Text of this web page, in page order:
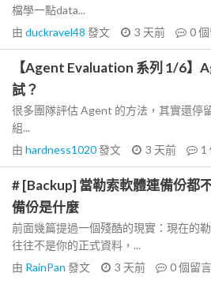
檔學一點data...
由 duckravel48 發文 3 天前 0
【Agent Evaluation 系列 1/6】
試？
很多團隊評估 Agent 的方法，其實還停
組...
由 hardness1020發文 3 天前 1
# [Backup] 當勒索軟體連備份都
備份是什麼
前面幾篇提過一個殘酷的現實：現在的
往往不是你的正式資料，...
由 RainPan 發文 3 天前 0個留言